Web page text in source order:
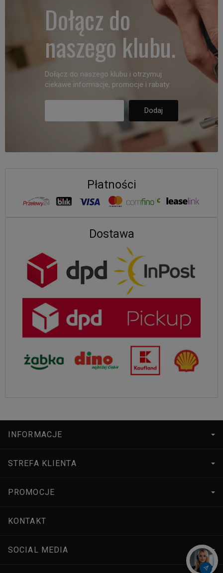
Dołącz do
naszego klubu.
Dołącz do naszego klubu i otrzymuj
ciekawe informacje, promocje i rabaty.
Płatności
Dostawa
INFORMACJE
STREFA KLIENTA
PROMOCJE
KONTAKT
SOCIAL MEDIA